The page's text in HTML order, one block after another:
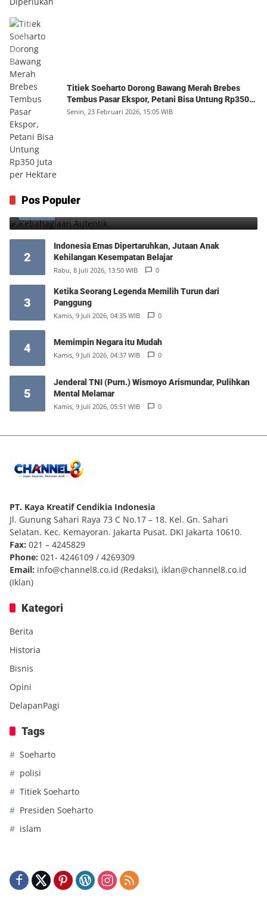
Titiek Soeharto Dorong Bawang Merah Brebes
Tembus Pasar Ekspor, Petani Bisa Untung Rp350
Juta per Hektare
Senin, 23 Februari 2026, 15:05 WIB
Pos Populer
1 Kebahagiaan Autentik
2
Indonesia Emas Dipertaruhkan, Jutaan Anak
Kehilangan Kesempatan Belajar
Rabu, 8 Juli 2026, 13:50 WIB 0
3
Ketika Seorang Legenda Memilih Turun dari
Panggung
Kamis, 9 Juli 2026, 04:35 WIB 0
4 Memimpin Negara itu Mudah
Kamis, 9 Juli 2026, 04:37 WIB 0
5
Jenderal TNI (Purn.) Wismoyo Arismundar, Pulihkan
Mental Melamar
Kamis, 9 Juli 2026, 05:51 WIB 0
PT. Kaya Kreatif Cendikia Indonesia
Jl. Gunung Sahari Raya 73 C No.17 – 18. Kel. Gn. Sahari
Selatan. Kec. Kemayoran. Jakarta Pusat. DKI Jakarta 10610.
Fax: 021 – 4245829
Phone: 021- 4246109 / 4269309
Email: info@channel8.co.id (Redaksi), iklan@channel8.co.id
(Iklan)
Kategori
Berita
Historia
Bisnis
Opini
DelapanPagi
Tags
Soeharto
polisi
Titiek Soeharto
Presiden Soeharto
islam